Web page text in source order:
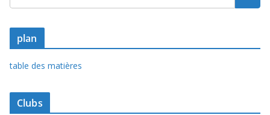
plan
table des matières
Clubs